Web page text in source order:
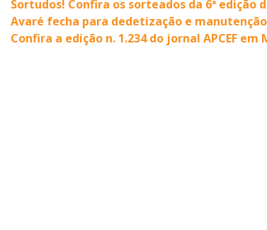
Sortudos! Confira os sorteados da 6ª
Avaré fecha para dedetização e
Confira a edição n. 1.234 do jornal APCEF